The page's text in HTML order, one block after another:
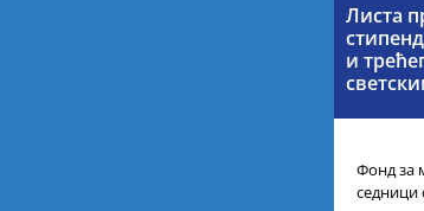
Листа
и
Фонд за
седници